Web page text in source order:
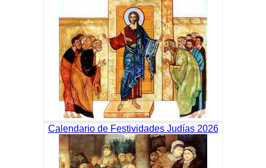
Calendario de Festividades Judías 2026